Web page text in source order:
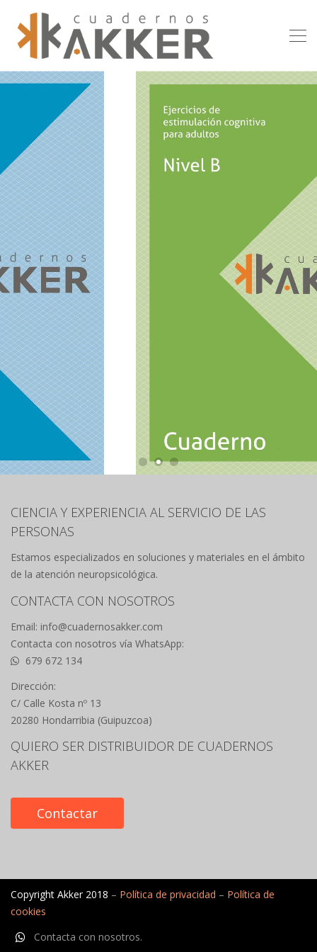
CIENCIA Y EXPERIENCIA AL SERVICIO DE LAS
PERSONAS
Estamos especializados en soluciones y materiales en el ámbito
de la atención neuropsicológica.
CONTACTA CON NOSOTROS
Email: info@cuadernosakker.com
Contacta con nosotros vía WhatsApp:
679 672 134
Dirección:
C/ Calle Kosta nº 13
20280 Hondarribia (Guipuzcoa)
QUIERO SER DISTRIBUIDOR DE CUADERNOS
AKKER
Contactar
Copyright Akker 2018 – Política de privacidad – Política de
cookies
Contacta con nosotros.